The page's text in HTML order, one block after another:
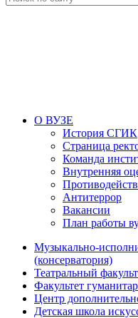
О ВУЗЕ
История СГИК
Страница
Команда
Внутренняя
Антитеррор
Вакансии
План работы
Музыкально-
(консерватория)
Театральный
Факультет
Центр
Детская школа